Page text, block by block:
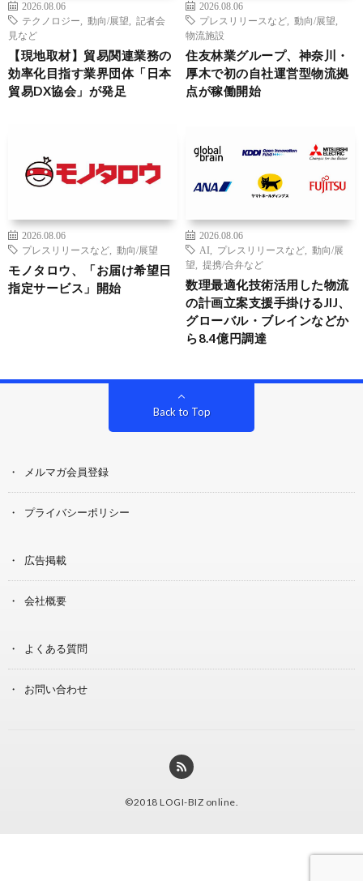
2026.08.06
テクノロジー
動向/展望
記者会
見など
【現地取材】貿易関連業務の
効率化目指す業界団体「日本
貿易DX協会」が発足
2026.08.06
プレスリリースなど
動向/展望
物流施設
住友林業グループ、神奈川・
厚木で初の自社運営型物流拠
点が稼働開始
2026.08.06
プレスリリースなど
動向/展望
モノタロウ、「お届け希望日
指定サービス」開始
2026.08.06
AI
プレスリリースなど
動向/展
望
提携/合弁など
数理最適化技術活用した物流
の計画立案支援手掛けるJIJ、
グローバル・ブレインなどか
ら8.4億円調達
Back to Top
メルマガ会員登録
プライバシーポリシー
広告掲載
会社概要
よくある質問
お問い合わせ
©2018 LOGI-BIZ online